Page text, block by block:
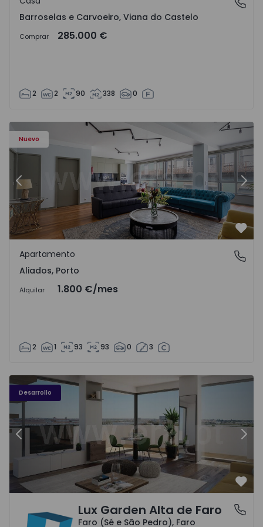
Barroselas e Carvoeiro, Viana do Castelo
Comprar 285.000 €
2 2 90 338 0
Nuevo
Apartamento T2 Porto, Aliados - 1574582 - 4
Anterior
Aliados, Porto
Apartamento
Aliados, Porto
Alquilar 1.800 €/mes
2 1 93 93 0 3
Desarrollo
Anterior
Faro (Sé e São Pedro), Faro
Lux Garden Alta de Faro
Faro (Sé e São Pedro), Faro